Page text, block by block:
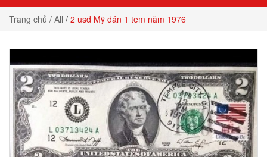
Trang chủ / All / 2 usd Mỹ dán 1 tem năm 1976